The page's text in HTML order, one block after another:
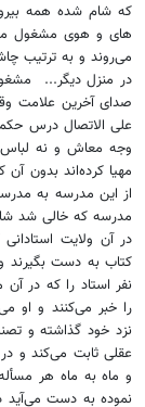
كه شام شده همه
هاى و هوى مشغول
مى‌روند و به ترتيب
در منزل ديگر...
صداى آخرين علامت
على الاتصال درس
وجه معاش و نه
مهيا كرده‌اند بدون آن
از اين مدرسه به
مدرسه كه خالى شد
در آن ولايت
كتاب به دست بگيرند
نفر استاد را كه در
را خبر مى‌كنند و او
نزد خود گذاشته و
عقلى ثابت مى‌كند و
و ماه به ماه هر
نموده به دست مى‌آيد